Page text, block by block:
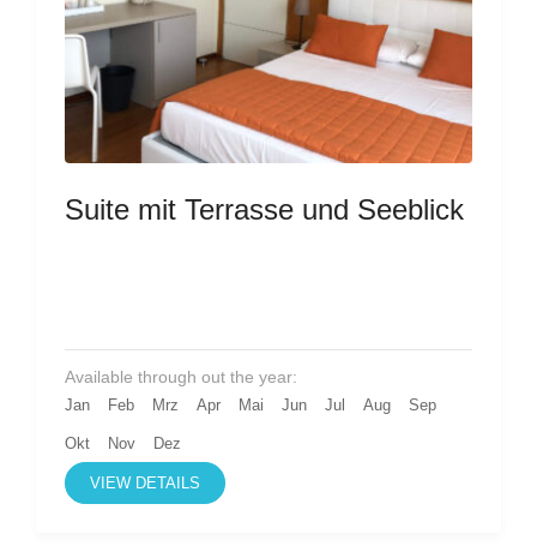
Suite mit Terrasse und Seeblick
Available through out the year:
Jan Feb Mrz Apr Mai Jun Jul Aug Sep
Okt Nov Dez
VIEW DETAILS